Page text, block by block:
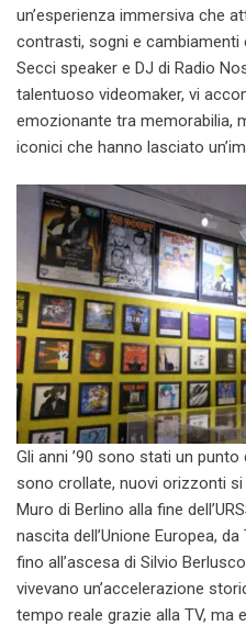
un’esperienza immersiva che
contrasti, sogni e cambiamenti
Secci speaker e DJ di Radio
talentuoso videomaker, vi
emozionante tra memorabilia,
iconici che hanno lasciato
Gli anni ’90 sono stati un
sono crollate, nuovi orizzonti
Muro di Berlino alla fine
nascita dell’Unione Europea,
fino all’ascesa di Silvio
vivevano un’accelerazione
tempo reale grazie alla TV, ma